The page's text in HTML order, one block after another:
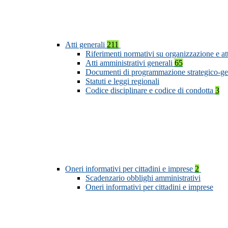
Atti generali 211
Riferimenti normativi su organizzazione e
Atti amministrativi generali 65
Documenti di programmazione strategico-
Statuti e leggi regionali
Codice disciplinare e codice di condotta 3
Oneri informativi per cittadini e imprese 2
Scadenzario obblighi amministrativi
Oneri informativi per cittadini e imprese